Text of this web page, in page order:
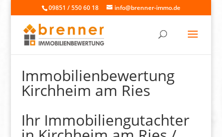
09851 / 550 60 18 info@brenner-immo.de
Immobilienbewertung
Kirchheim am Ries
Ihr Immobiliengutachter